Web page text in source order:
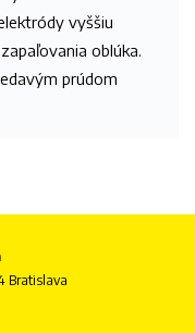
vyššiu
oblúka.
prúdom
Bratislava